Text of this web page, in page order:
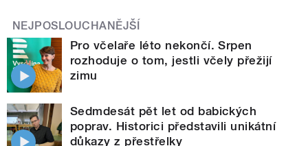
NEJPOSLOUCHANĚJŠÍ
Pro včelaře léto nekončí. Srpen
rozhoduje o tom, jestli včely přežijí
zimu
Sedmdesát pět let od babických
poprav. Historici představili unikátní
důkazy z přestřelky